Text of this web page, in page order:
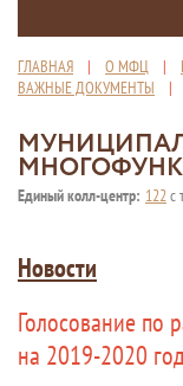
ГЛАВНАЯ | О МФЦ |
ВАЖНЫЕ ДОКУМЕНТЫ
Единый колл-центр: 122с
Новости
Голосование по
на 2019-2020